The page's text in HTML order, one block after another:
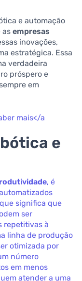
e automação
as empresas
inovações,
estratégica. Essa
verdadeira
próspero e
em
mais</a
e
, é
significa que
ser
repetitivas à
linha de produção
otimizada por
número
em menos
atender a uma